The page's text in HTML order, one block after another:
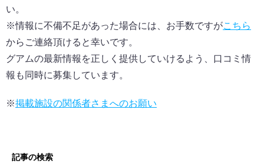
い。
※情報に不備不足があった場合には、お手数ですがこちら
からご連絡頂けると幸いです。
グアムの最新情報を正しく提供していけるよう、口コミ情
報も同時に募集しています。
※掲載施設の関係者さまへのお願い
記事の検索